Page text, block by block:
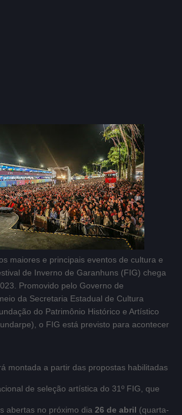
maiores e principais eventos de cultura e
de Inverno de Garanhuns (FIG) chega
Promovido pelo Governo de
da Secretaria Estadual de Cultura
do Patrimônio Histórico e Artístico
o FIG está previsto para acontecer
montada a partir das propostas habilitadas
de seleção artística do 31º FIG, que
abertas no próximo dia 26 de abril (quarta-